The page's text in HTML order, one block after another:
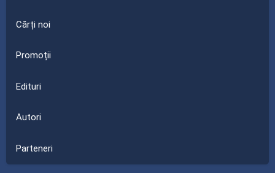
Cărți noi
Promoții
Edituri
Autori
Parteneri